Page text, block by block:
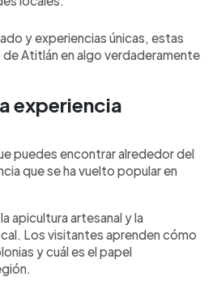
y experiencias únicas, estas
Atitlán en algo verdaderamente
experiencia
puedes encontrar alrededor del
que se ha vuelto popular en
apicultura artesanal y la
Los visitantes aprenden cómo
y cuál es el papel